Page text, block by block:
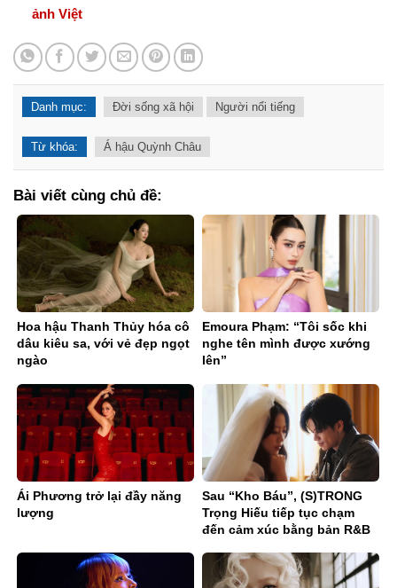
ảnh Việt
Danh mục: Đời sống xã hội Người nổi tiếng
Từ khóa: Á hậu Quỳnh Châu
Bài viết cùng chủ đề:
Hoa hậu Thanh Thủy hóa cô
dâu kiêu sa, với vẻ đẹp ngọt
ngào
Emoura Phạm: “Tôi sốc khi
nghe tên mình được xướng
lên”
Ái Phương trở lại đầy năng
lượng
Sau “Kho Báu”, (S)TRONG
Trọng Hiếu tiếp tục chạm
đến cảm xúc bằng bản R&B